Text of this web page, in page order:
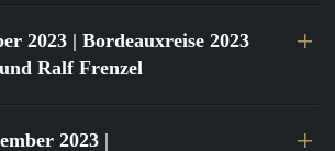
2023 | Bordeauxreise 2023
Ralf Frenzel
2023 |